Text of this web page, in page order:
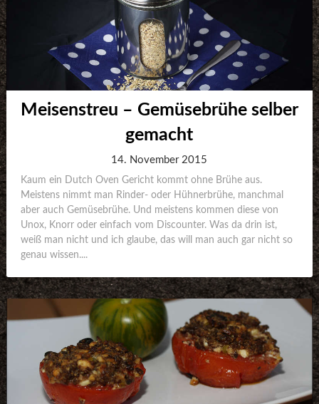
Meisenstreu – Gemüsebrühe selber
gemacht
14. November 2015
Kaum ein Dutch Oven Gericht kommt ohne Brühe aus.
Meistens nimmt man Rinder- oder Hühnerbrühe, manchmal
aber auch Gemüsebrühe. Und meistens kommen diese von
Unox, Knorr oder einfach vom Discounter. Was da drin ist,
weiß man nicht und ich glaube, das will man auch gar nicht so
genau wissen....